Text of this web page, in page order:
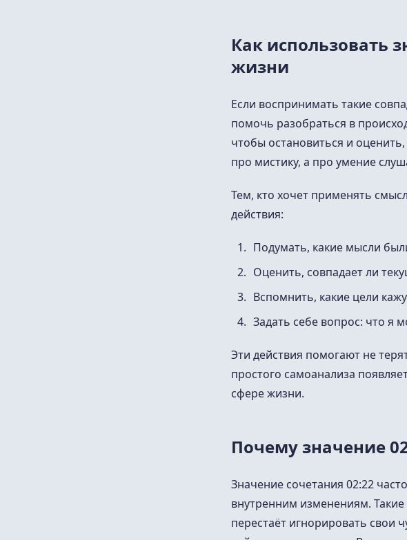
Как использовать
жизни
Если воспринимать такие
помочь разобраться в
чтобы остановиться и
про мистику, а про умение
Тем, кто хочет применять
действия:
Подумать, какие мысли
Оценить, совпадает ли
Вспомнить, какие цели
Задать себе вопрос: что я
Эти действия помогают не
простого самоанализа
сфере жизни.
Почему значение
Значение сочетания 02:22
внутренним изменениям.
перестаёт игнорировать свои